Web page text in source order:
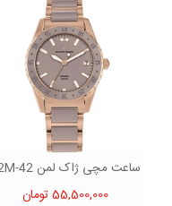
ساعت مچی ژاک لمن 42-12M
55,500,000 تومان